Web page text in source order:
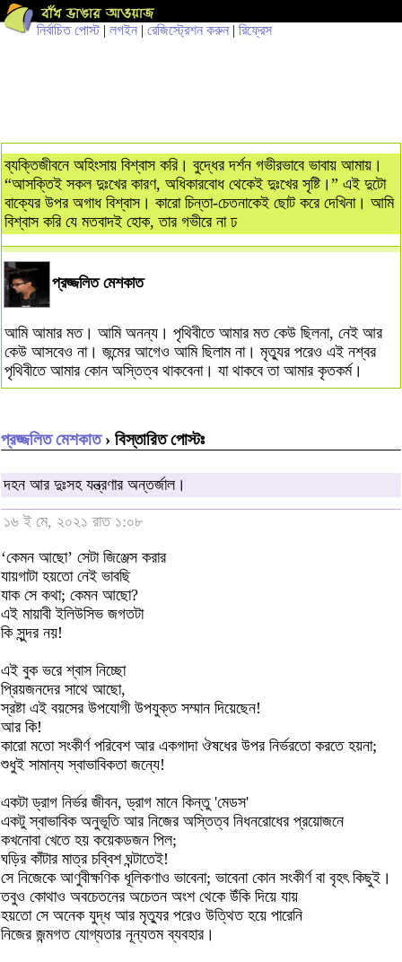
নির্বাচিত পোস্ট| লগইন | রেজিস্ট্রেশন করুন | রিফ্রেস
ব্যক্তিজীবনে অহিংসায় বিশ্বাস করি। বুদ্ধের দর্শন গভীরভাবে ভাবায় আমায়।
“আসক্তিই সকল দুঃখের কারণ, অধিকারবোধ থেকেই দুঃখের সৃষ্টি।” এই দুটো
বাক্যের উপর অগাধ বিশ্বাস। কারো চিন্তা-চেতনাকেই ছোট করে দেখিনা। আমি
বিশ্বাস করি যে মতবাদই হোক, তার গভীরে না ঢ
প্রজ্জলিত মেশকাত
আমি আমার মত। আমি অনন্য। পৃথিবীতে আমার মত কেউ ছিলনা, নেই আর
কেউ আসবেও না। জন্মের আগেও আমি ছিলাম না। মৃত্যুর পরেও এই নশ্বর
পৃথিবীতে আমার কোন অস্তিত্ব থাকবেনা। যা থাকবে তা আমার কৃতকর্ম।
প্রজ্জলিত মেশকাত› বিস্তারিত পোস্টঃ
দহন আর দুঃসহ যন্ত্রণার অন্তর্জাল।
১৬ ই মে, ২০২১ রাত ১:০৮
‘কেমন আছো’ সেটা জিঞ্জেস করার
যায়গাটা হয়তো নেই ভাবছি
যাক সে কথা; কেমন আছো?
এই মায়াবী ইলিউসিভ জগতটা
কি সুন্দর নয়!
এই বুক ভরে শ্বাস নিচ্ছো
প্রিয়জনদের সাথে আছো,
স্রষ্টা এই বয়সের উপযোগী উপযুক্ত সম্মান দিয়েছেন!
আর কি!
কারো মতো সংকীর্ণ পরিবেশ আর একগাদা ঔষধের উপর নির্ভরতো করতে হয়না;
শুধুই সামান্য স্বাভাবিকতা জন্যে!
একটা ড্রাগ নির্ভর জীবন, ড্রাগ মানে কিন্তু 'মেডস'
একটু স্বাভাবিক অনুভূতি আর নিজের অস্তিত্ব নিধনরোধের প্রয়োজনে
কখনোবা খেতে হয় কয়েকডজন পিল;
ঘড়ির কাঁটার মাত্র চব্বিশ ঘন্টাতেই!
সে নিজেকে আণুবীক্ষণিক ধূলিকণাও ভাবেনা; ভাবেনা কোন সংকীর্ণ বা বৃহৎ কিছুই।
তবুও কোথাও অবচেতনের অচেতন অংশ থেকে উঁকি দিয়ে যায়
হয়তো সে অনেক যুদ্ধ আর মৃত্যুর পরেও উত্থিত হয়ে পারেনি
নিজের জন্মগত যোগ্যতার নূন্যতম ব্যবহার।